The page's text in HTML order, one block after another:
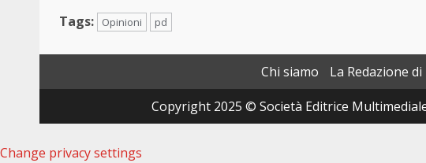
Tags:
Opinioni pd
Chi siamo La Redazione
Copyright 2025 © Società Editrice
Change privacy settings